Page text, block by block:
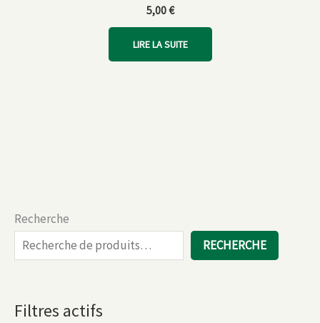
Recherche
RECHERCHE
Filtres actifs
5,00€
LIRE LA SUITE